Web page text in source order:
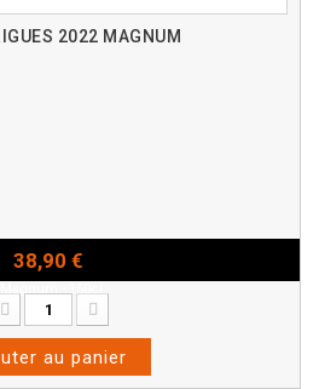
2022 MAGNUM
38,90 €
au panier